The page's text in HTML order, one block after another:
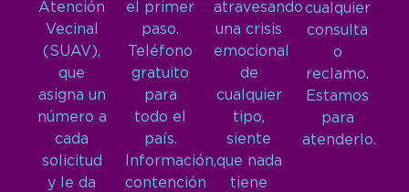
Atención
Vecinal
(SUAV),
que
asigna un
número a
cada
solicitud
y le da
el primer
paso.
Teléfono
gratuito
para
todo el
país.
Información,
contención
atravesando
una crisis
emocional
de
cualquier
tipo,
siente
que nada
tiene
cualquier
consulta
o
reclamo.
Estamos
para
atenderlo.